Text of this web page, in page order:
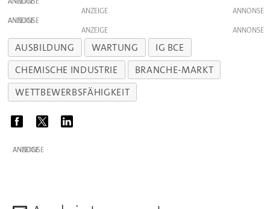
ANZEIGE
ANZEIGE
ANZEIGE
AUSBILDUNG WARTUNG
IG BCE
CHEMISCHE INDUSTRIE
BRANCHE-MARKT
WETTBEWERBSFÄHIGKEIT
ANZEIGE